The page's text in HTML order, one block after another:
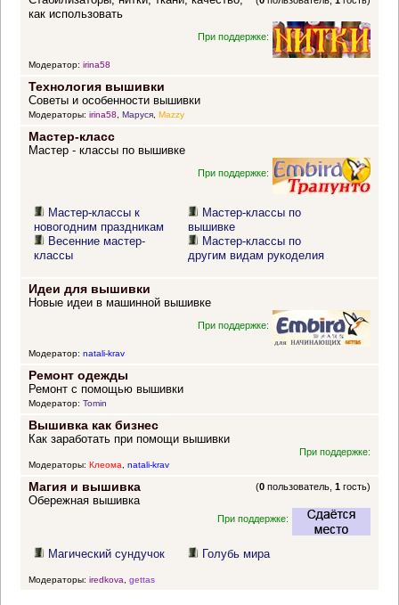
как использовать
При поддержке:
Модератор: irina58
Технология вышивки
Советы и особенности вышивки
Модераторы: irina58, Маруся, Mazzy
Мастер-класс
Мастер - классы по вышивке
При поддержке:
Мастер-классы к
новогодним праздникам
Весенние мастер-
классы
Мастер-классы по
вышивке
Мастер-классы по
другим видам рукоделия
Идеи для вышивки
Новые идеи в машинной вышивке
При поддержке:
Модератор: natali-krav
Ремонт одежды
Ремонт с помощью вышивки
Модератор: Tomin
Вышивка как бизнес
Как заработать при помощи вышивки
При поддержке:
Модераторы: Клеома, natali-krav
Магия и вышивка (0 пользователь,1 гость)
Обережная вышивка
При поддержке:
Магический сундучок Голубь мира
Модераторы: iredkova gettas